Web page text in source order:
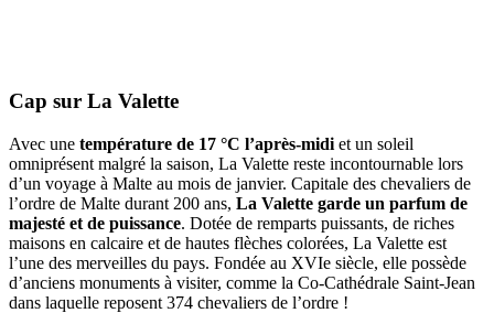
Cap sur La Valette
Avec une température de 17 °C l’après-midi et un soleil
omniprésent malgré la saison, La Valette reste incontournable lors
d’un voyage à Malte au mois de janvier. Capitale des chevaliers de
l’ordre de Malte durant 200 ans, La Valette garde un parfum de
majesté et de puissance. Dotée de remparts puissants, de riches
maisons en calcaire et de hautes flèches colorées, La Valette est
l’une des merveilles du pays. Fondée au XVIe siècle, elle possède
d’anciens monuments à visiter, comme la Co-Cathédrale Saint-Jean
dans laquelle reposent 374 chevaliers de l’ordre !